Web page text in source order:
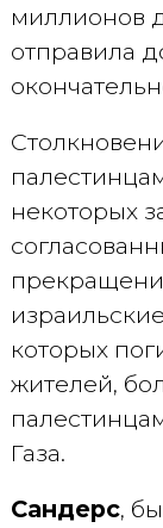
миллионов
отправила
некоторых
которых
жителей,
Газа.
Сандерс,